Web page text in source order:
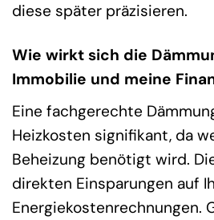
diese später präzisieren.
Wie wirkt sich die
Immobilie und meine
Eine fachgerechte
Heizkosten signifikant, da
Beheizung benötigt wird.
direkten Einsparungen auf
Energiekostenrechnungen.